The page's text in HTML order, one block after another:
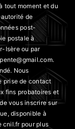
tout moment et du
autorité de
post-
postale à
Isère ou par
Nous
prise de contact
fins probatoires et
vous inscrire sur
disponible à
cnil.fr pour plus